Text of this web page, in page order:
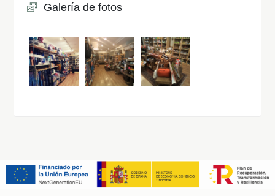
Galería de fotos